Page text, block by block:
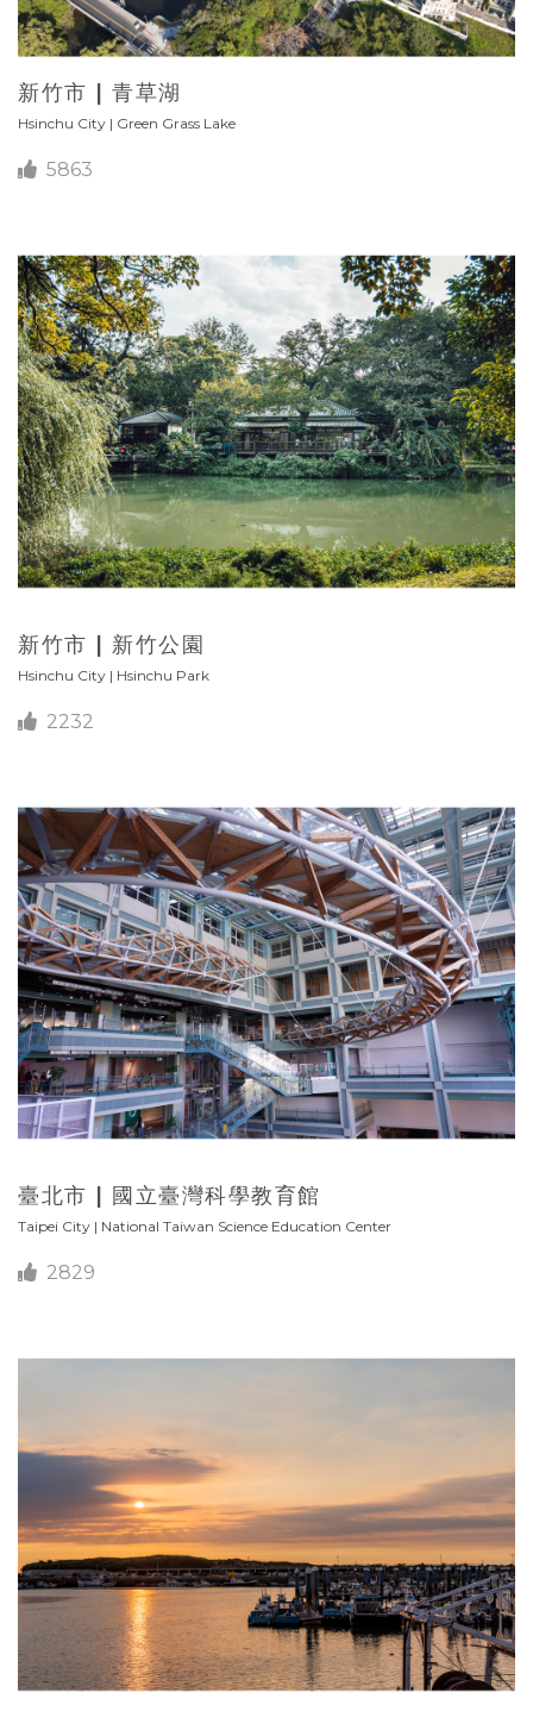
新竹市 | 青草湖
Hsinchu City | Green Grass Lake
5863
新竹市 | 新竹公園
Hsinchu City | Hsinchu Park
2232
臺北市 | 國立臺灣科學教育館
Taipei City | National Taiwan Science Education Center
2829